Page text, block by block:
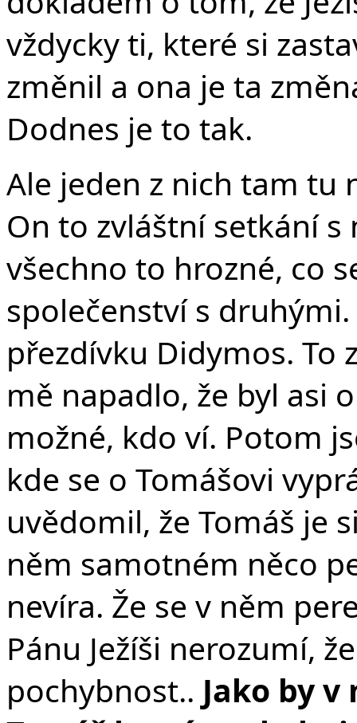
vždycky ti, které si
změnil a ona je ta
Dodnes je to tak.
Ale jeden z nich tam tu
On to zvláštní setkání
všechno to hrozné, co
společenství s druhými.
přezdívku Didymos. To
mě napadlo, že byl asi
možné, kdo ví. Potom
kde se o Tomášovi
uvědomil, že Tomáš je
něm samotném něco
nevíra. Že se v něm
Pánu Ježíši nerozumí,
pochybnost.. Jako by v